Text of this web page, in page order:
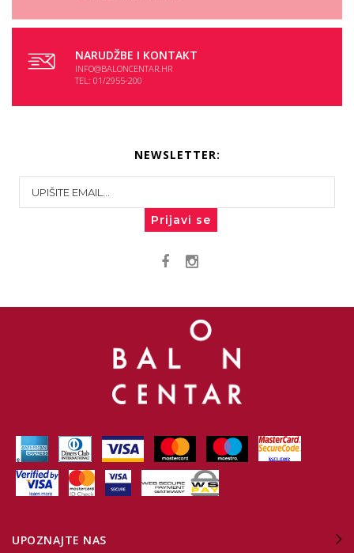
NARUDŽBE I KONTAKT
INFO@BALONCENTAR.HR
TEL: 01/2955-200
NEWSLETTER:
Prijavi se
UPOZNAJTE NAS